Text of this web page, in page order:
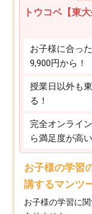
トウコベ【東
お子様に合っ
9,900円から！
授業日以外も
る！
完全オンライ
ら満足度が高い
お子様の学習
講するマンツ
お子様の学習に